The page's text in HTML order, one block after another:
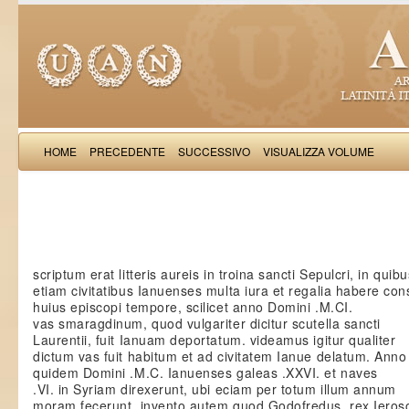
HOME PRECEDENTE SUCCESSIVO VISUALIZZA VOLUME
scriptum erat litteris aureis in troina sancti Sepulcri, in
etiam civitatibus Ianuenses multa iura et regalia habere
huius episcopi tempore, scilicet anno Domini .M.CI.
vas smaragdinum, quod vulgariter dicitur scutella sancti
Laurentii, fuit Ianuam deportatum. videamus igitur qualiter
dictum vas fuit habitum et ad civitatem Ianue delatum. Anno
quidem Domini .M.C. Ianuenses galeas .XXVI. et naves
.VI. in Syriam direxerunt, ubi eciam per totum illum annum
moram fecerunt. invento autem quod Godofredus, rex